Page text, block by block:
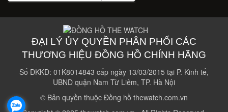
ĐẠI LÝ ỦY QUYỀN PHÂN PHỐI CÁC
THƯƠNG HIỆU ĐỒNG HỒ CHÍNH HÃNG
Số ĐKKD: 01K8014843 cấp ngày 13/03/2015 tại P. Kinh tế,
UBND quận Nam Từ Liêm, TP. Hà Nội
© Bản quyền thuộc Đồng hồ thewatch.com.vn
.